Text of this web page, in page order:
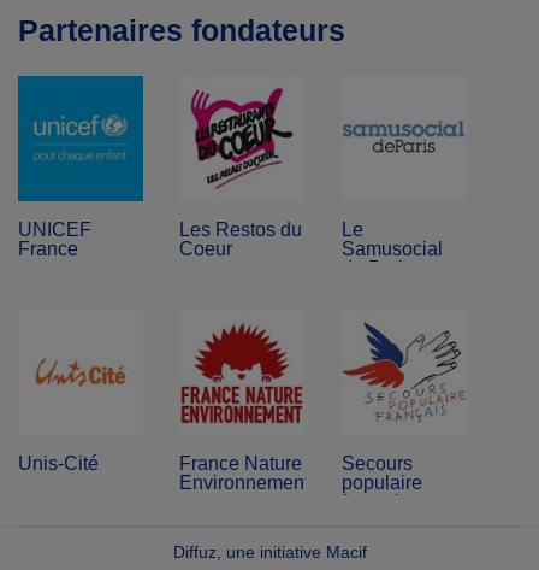
Partenaires fondateurs
UNICEF
France
Les Restos du
Coeur
Le
Samusocial
de Paris
Unis-Cité
France Nature
Environnement
Secours
populaire
français
Diffuz, une initiative Macif